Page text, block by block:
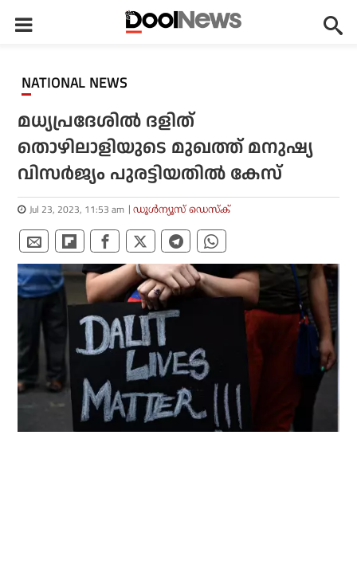
NATIONAL NEWS
മധ്യപ്രദേശില്‍ ദളിത്
തൊഴിലാളിയുടെ മുഖത്ത് മനുഷ്യ
വിസര്‍ജ്യം പുരട്ടിയതില്‍ കേസ്
Jul 23, 2023, 11:53 am ഡൂള്‍ന്യൂസ് ഡെസ്‌ക്